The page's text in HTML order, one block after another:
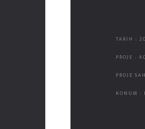
TARİH :
PROJE :
PROJE
KONUM :